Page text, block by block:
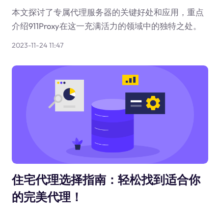
本文探讨了专属代理服务器的关键好处和应用，重点
介绍911Proxy在这一充满活力的领域中的独特之处。
2023-11-24 11:47
住宅代理选择指南：轻松找到适合你
的完美代理！